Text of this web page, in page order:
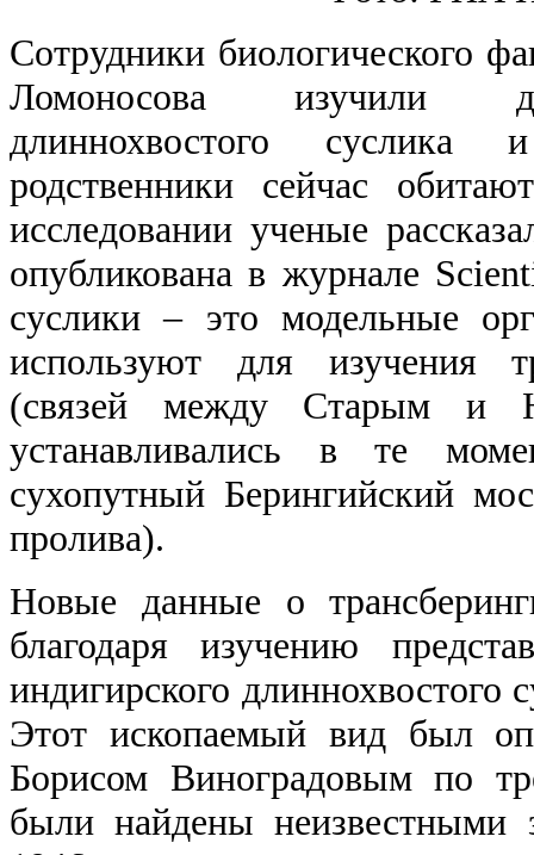
Сотрудники биологического
Ломоносова изучили
длиннохвостого
родственники сейчас
исследовании ученые
опубликована в журнале
суслики ‒ это модельные
используют для изучения
(связей между Старым и
устанавливались в те
сухопутный Берингийский
пролива).
Новые данные о
благодаря изучению
индигирского длиннохвостого
Этот ископаемый вид был
Борисом Виноградовым по
были найдены